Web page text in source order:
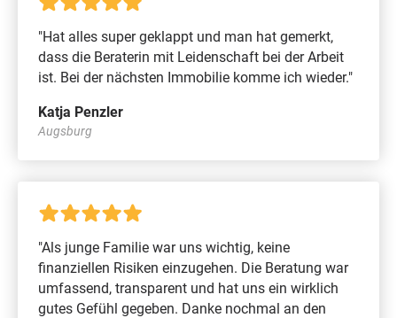
"Hat alles super geklappt und man hat gemerkt,
dass die Beraterin mit Leidenschaft bei der Arbeit
ist. Bei der nächsten Immobilie komme ich wieder."
Katja Penzler
Augsburg
"Als junge Familie war uns wichtig, keine
finanziellen Risiken einzugehen. Die Beratung war
umfassend, transparent und hat uns ein wirklich
gutes Gefühl gegeben. Danke nochmal an den